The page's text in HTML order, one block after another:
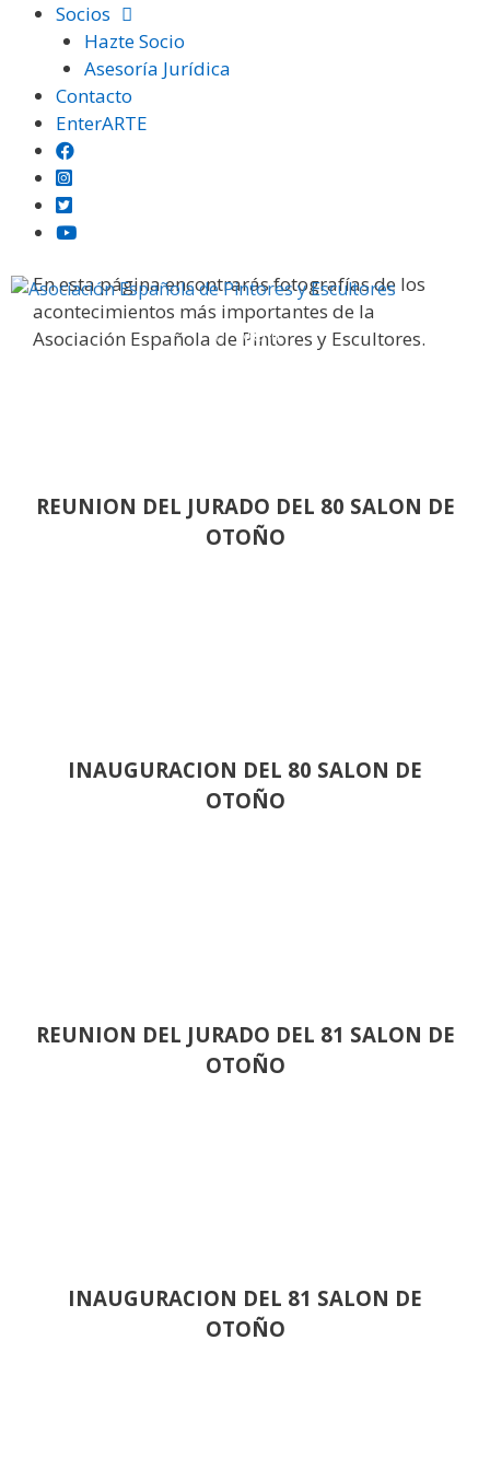
Saltar
contenido
Socios
Hazte Socio
Asesoría Jurídica
Contacto
EnterARTE
Menú
En esta página encontrarás fotografías de los
acontecimientos más importantes de la
Asociación Española de Pintores y Escultores.
REUNION DEL JURADO DEL 80 SALON DE
OTOÑO
INAUGURACION DEL 80 SALON DE
OTOÑO
REUNION DEL JURADO DEL 81 SALON DE
OTOÑO
INAUGURACION DEL 81 SALON DE
OTOÑO